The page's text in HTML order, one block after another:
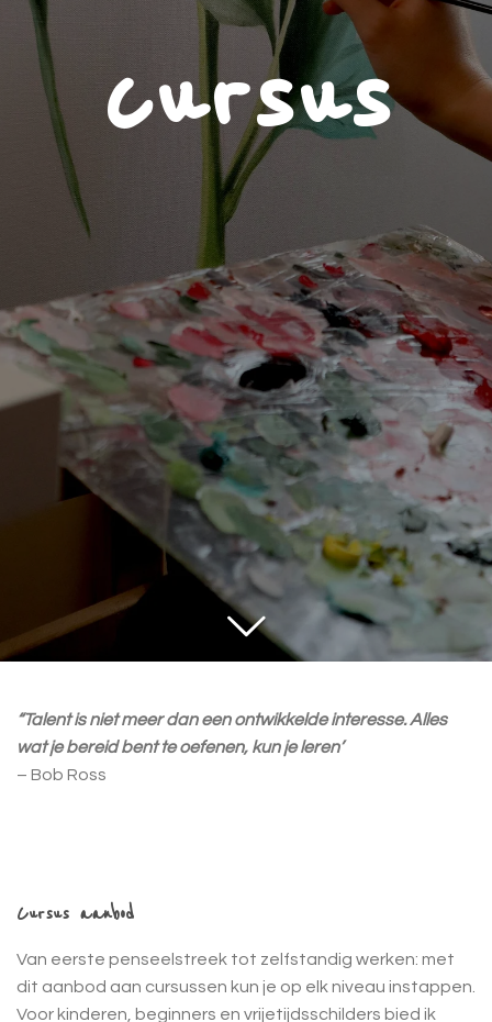
cursus
“Talent is niet meer dan een ontwikkelde interesse. Alles
wat je bereid bent te oefenen, kun je leren’
– Bob Ross
Cursus aanbod
Van eerste penseelstreek tot zelfstandig werken: met
dit aanbod aan cursussen kun je op elk niveau instappen.
Voor kinderen, beginners en vrijetijdsschilders bied ik